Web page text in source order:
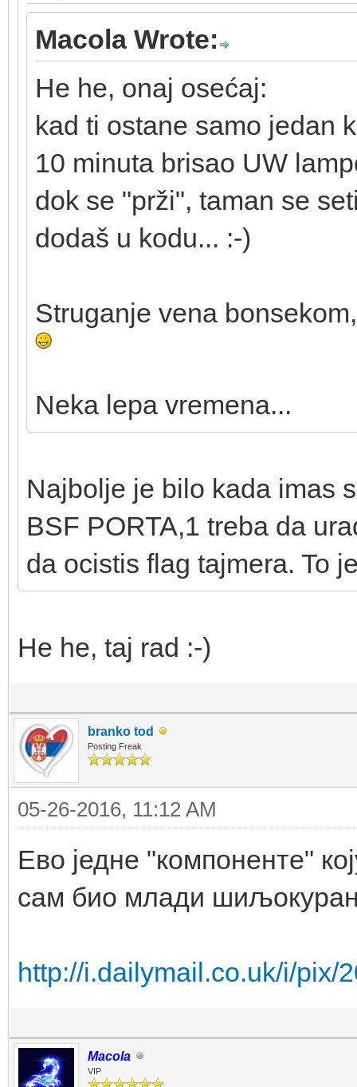
Macola Wrote:
He he, onaj osećaj:
kad ti ostane samo jedan
10 minuta brisao UW
dok se "prži", taman se
dodaš u kodu... :-)
Struganje vena
Neka lepa vremena...
Najbolje je bilo kada imas
BSF PORTA,1 treba da
da ocistis flag tajmera. To
He he, taj rad :-)
branko tod
Posting Freak
05-26-2016, 11:12 AM
Ево једне "компоненте"
сам био млади
http://i.dailymail.co.uk/i/pix/
Macola
VIP